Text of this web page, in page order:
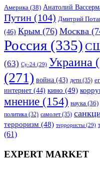
Америка (38) Анатолий
Путин (104) Дмитрий
(46) Крым (76) Москва
Россия (335)
(63) Су-24 (29) Украина
(271) война (43) дети (35)
интернет (44) кино (49)
мнение (154) наука (36)
политика (32) самолет (35)
терроризм (48) террористы (29)
(61)
EXPERT MARKET